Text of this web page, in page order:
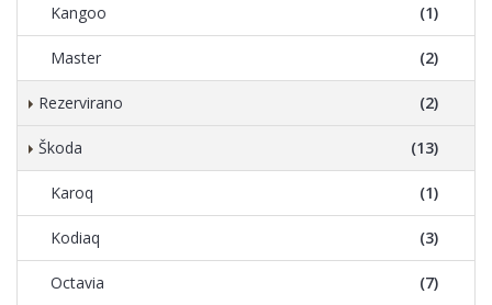
Kangoo (1)
Master (2)
Rezervirano (2)
Škoda (13)
Karoq (1)
Kodiaq (3)
Octavia (7)